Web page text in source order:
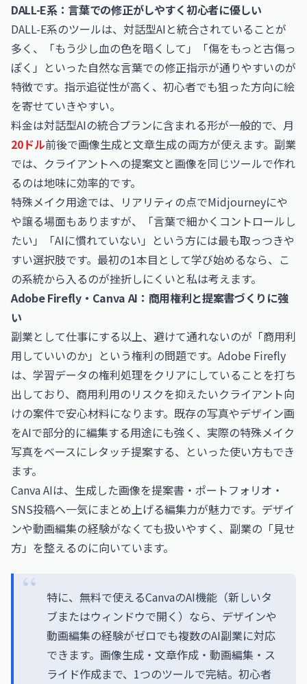
DALL-E系：言葉での修正がしやすく初心者に優しい
DALL-E系のツールは、対話型AIと統合されていることが
多く、「もう少し血の色を暗くして」「傷をもっと古傷っ
ぽく」といった自然な言葉での修正指示が通りやすいのが
特徴です。指示追従性が高く、初心者でも狙った方向に絵
を寄せていきやすい。
料金は対話型AIの統合プランに含まれる形が一般的で、月
20ドル前後で画像生成と文章生成の両方が使えます。副業
では、クライアントへの提案文と画像を同じツールで作れ
るのは地味に効率的です。
特殊メイク用途では、リアリティの点でMidjourneyにや
や譲る場面もありますが、「言葉で細かくコントロールし
たい」「AIに慣れていない」という方には最も取っつきや
すい選択肢です。最初の1本目として学び始めるなら、こ
の系統から入るのが挫折しにくいと私は考えます。
Adobe Firefly・Canva AI：商用権利と提案書づくりに強
い
副業として仕事にする以上、避けて通れないのが「商用利
用していいのか」という権利の問題です。Adobe Firefly
は、学習データの権利処理をクリアにしていることを打ち
出しており、商用利用のリスクを抑えたいクライアント向
けの案件で安心材料になります。既存の写真やデザイン画
をAIで部分的に編集する用途にも強く、実際の特殊メイク
写真をベースにレタッチ提案する、といった使い方もでき
ます。
Canva AIは、生成した画像を提案書・ポートフォリオ・
SNS投稿へ一気にまとめ上げる編集力が魅力です。デザイ
ンや動画編集の経験がなくても扱いやすく、副業の「見せ
方」を整えるのに向いています。
特に、無料で使えるCanvaのAI機能⁠（新しいタ
ブまたはウィンドウで開く）なら、デザインや
動画編集の経験がゼロでも複数のAI副業に対応
できます。画像生成・文章作成・動画編集・ス
ライド作成まで、1つのツールで完結。初心者